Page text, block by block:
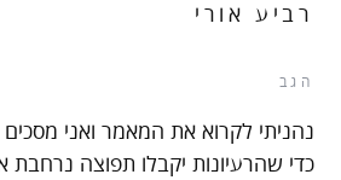
הגב
רביע אורי
נהניתי לקרוא את המאמר ואני מסכים
כדי שהרעיונות יקבלו תפוצה נרחבת